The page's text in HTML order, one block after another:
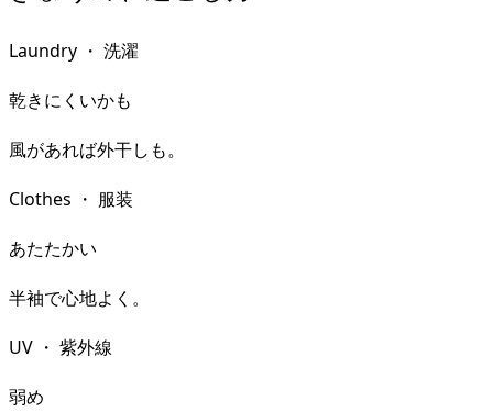
Laundry ・ 洗濯
乾きにくいかも
風があれば外干しも。
Clothes ・ 服装
あたたかい
半袖で心地よく。
UV ・ 紫外線
弱め